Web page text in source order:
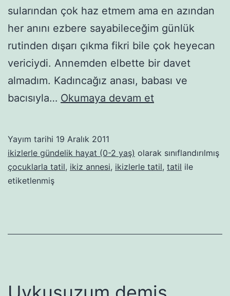
sularından çok haz etmem ama en azından
her anını ezbere sayabileceğim günlük
rutinden dışarı çıkma fikri bile çok heyecan
vericiydi. Annemden elbette bir davet
almadım. Kadıncağız anası, babası ve
bacısıyla… Okumaya devam etNormale
özleyiş.
Ben
Yayım tarihi 19 Aralık 2011
ikizlerle gündelik hayat (0-2 yaş) olarak sınıflandırılmış
çocuklarla tatil, ikiz annesi, ikizlerle tatil, tatil ile
etiketlenmiş